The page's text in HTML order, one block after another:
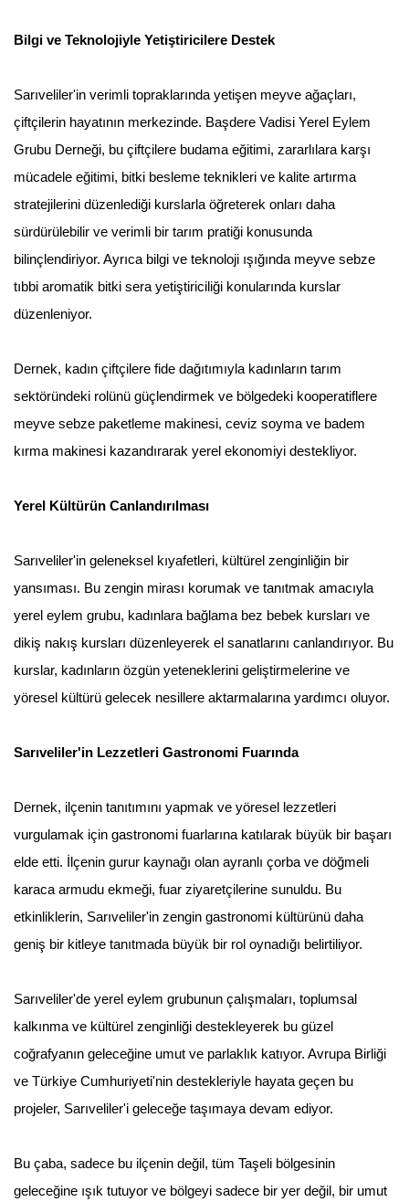
Bilgi ve Teknolojiyle Yetiştiricilere Destek
Sarıveliler'in verimli topraklarında yetişen meyve ağaçları,
çiftçilerin hayatının merkezinde. Başdere Vadisi Yerel Eylem
Grubu Derneği, bu çiftçilere budama eğitimi, zararlılara karşı
mücadele eğitimi, bitki besleme teknikleri ve kalite artırma
stratejilerini düzenlediği kurslarla öğreterek onları daha
sürdürülebilir ve verimli bir tarım pratiği konusunda
bilinçlendiriyor. Ayrıca bilgi ve teknoloji ışığında meyve sebze
tıbbi aromatik bitki sera yetiştiriciliği konularında kurslar
düzenleniyor.
Dernek, kadın çiftçilere fide dağıtımıyla kadınların tarım
sektöründeki rolünü güçlendirmek ve bölgedeki kooperatiflere
meyve sebze paketleme makinesi, ceviz soyma ve badem
kırma makinesi kazandırarak yerel ekonomiyi destekliyor.
Yerel Kültürün Canlandırılması
Sarıveliler'in geleneksel kıyafetleri, kültürel zenginliğin bir
yansıması. Bu zengin mirası korumak ve tanıtmak amacıyla
yerel eylem grubu, kadınlara bağlama bez bebek kursları ve
dikiş nakış kursları düzenleyerek el sanatlarını canlandırıyor. Bu
kurslar, kadınların özgün yeteneklerini geliştirmelerine ve
yöresel kültürü gelecek nesillere aktarmalarına yardımcı oluyor.
Sarıveliler'in Lezzetleri Gastronomi Fuarında
Dernek, ilçenin tanıtımını yapmak ve yöresel lezzetleri
vurgulamak için gastronomi fuarlarına katılarak büyük bir başarı
elde etti. İlçenin gurur kaynağı olan ayranlı çorba ve döğmeli
karaca armudu ekmeği, fuar ziyaretçilerine sunuldu. Bu
etkinliklerin, Sarıveliler'in zengin gastronomi kültürünü daha
geniş bir kitleye tanıtmada büyük bir rol oynadığı belirtiliyor.
Sarıveliler'de yerel eylem grubunun çalışmaları, toplumsal
kalkınma ve kültürel zenginliği destekleyerek bu güzel
coğrafyanın geleceğine umut ve parlaklık katıyor. Avrupa Birliği
ve Türkiye Cumhuriyeti'nin destekleriyle hayata geçen bu
projeler, Sarıveliler'i geleceğe taşımaya devam ediyor.
Bu çaba, sadece bu ilçenin değil, tüm Taşeli bölgesinin
geleceğine ışık tutuyor ve bölgeyi sadece bir yer değil, bir umut